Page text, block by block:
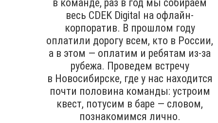
в команде, раз в год мы собираем
весь CDEK Digital на офлайн-
корпоратив. В прошлом году
оплатили дорогу всем, кто в России,
а в этом — оплатим и ребятам из-за
рубежа. Проведем встречу
в Новосибирске, где у нас находится
почти половина команды: устроим
квест, потусим в баре — словом,
познакомимся лично.